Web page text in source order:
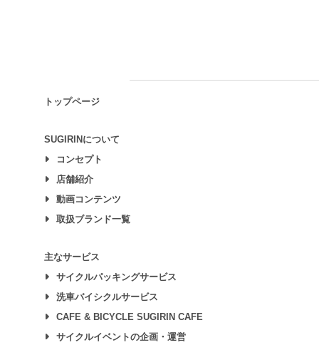
トップページ
SUGIRINについて
コンセプト
店舗紹介
動画コンテンツ
取扱ブランド一覧
主なサービス
サイクルパッキングサービス
洗車バイシクルサービス
CAFE & BICYCLE SUGIRIN CAFE
サイクルイベントの企画・運営